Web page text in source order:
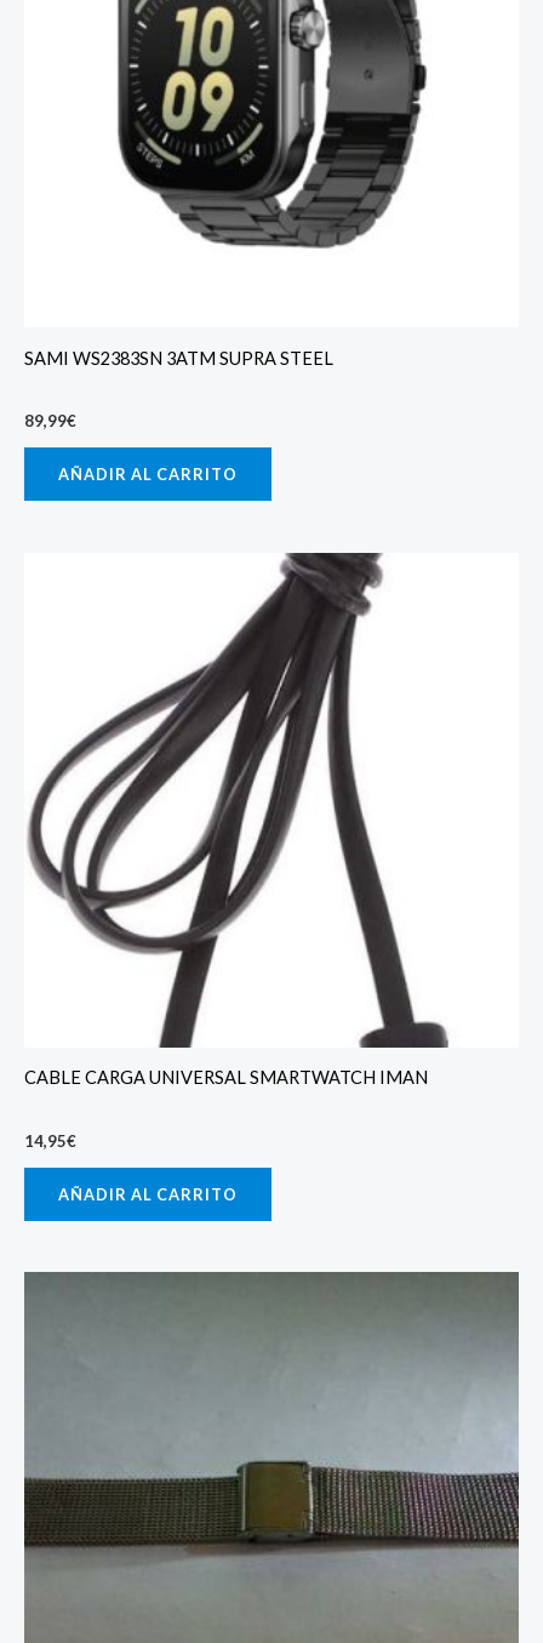
SAMI WS2383SN 3ATM SUPRA STEEL
89,99€
AÑADIR AL CARRITO
CABLE CARGA UNIVERSAL SMARTWATCH IMAN
14,95€
AÑADIR AL CARRITO